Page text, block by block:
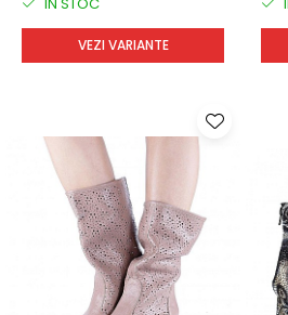
VEZI VARIANTE